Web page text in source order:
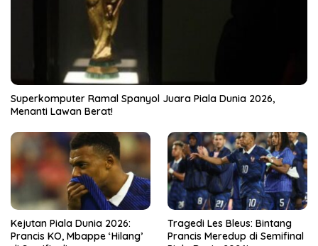
Superkomputer Ramal Spanyol Juara Piala Dunia 2026,
Menanti Lawan Berat!
Kejutan Piala Dunia 2026:
Prancis KO, Mbappe ‘Hilang’
Tragedi Les Bleus: Bintang
Prancis Meredup di Semifinal